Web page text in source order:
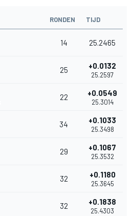
RONDEN TIJD
14 25.2465
25 +0.0132
25.2597
22 +0.0549
25.3014
34 +0.1033
25.3498
29 +0.1067
25.3532
32 +0.1180
25.3645
32 +0.1838
25.4303